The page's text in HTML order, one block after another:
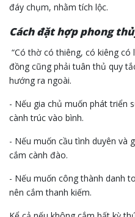
đáy chụm, nhằm tích lộc.
Cách đặt hợp phong
“Có thờ có thiêng, có kiêng có
đồng cũng phải tuân thủ quy
hướng ra ngoài.
- Nếu gia chủ muốn phát triển
cành trúc vào bình.
- Nếu muốn cầu tình duyên và
cắm cành đào.
- Nếu muốn công thành danh
nên cắm thanh kiếm.